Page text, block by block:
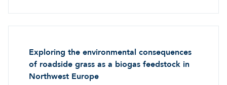
Exploring the environmental consequences
of roadside grass as a biogas feedstock in
Northwest Europe